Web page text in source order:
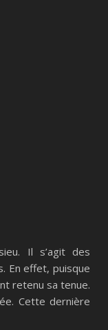
Il s’agit des
En effet, puisque
retenu sa tenue.
Cette dernière